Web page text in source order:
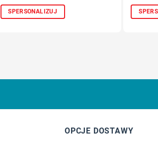
SPERSONALIZUJ
OPCJE DOSTAWY